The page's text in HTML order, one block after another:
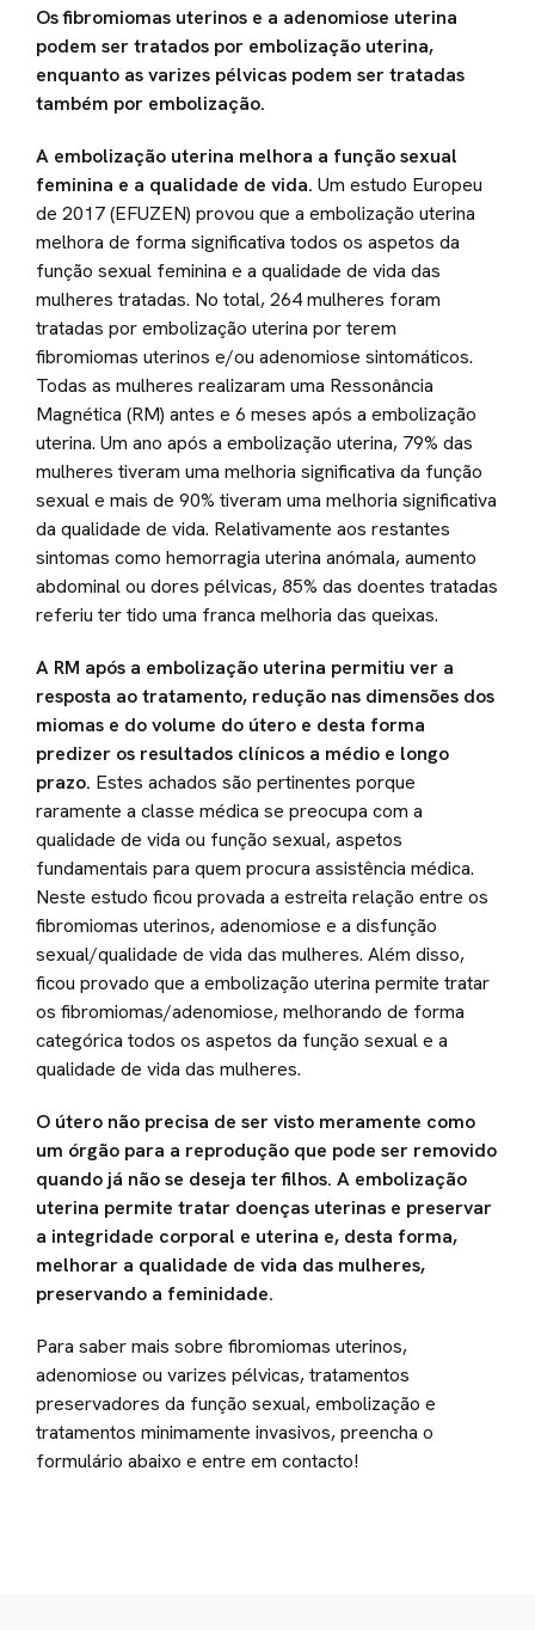
Os fibromiomas uterinos e a adenomiose uterina
podem ser tratados por embolização uterina,
enquanto as varizes pélvicas podem ser tratadas
também por embolização.
A embolização uterina melhora a função sexual
feminina e a qualidade de vida. Um estudo Europeu
de 2017 (EFUZEN) provou que a embolização uterina
melhora de forma significativa todos os aspetos da
função sexual feminina e a qualidade de vida das
mulheres tratadas. No total, 264 mulheres foram
tratadas por embolização uterina por terem
fibromiomas uterinos e/ou adenomiose sintomáticos.
Todas as mulheres realizaram uma Ressonância
Magnética (RM) antes e 6 meses após a embolização
uterina. Um ano após a embolização uterina, 79% das
mulheres tiveram uma melhoria significativa da função
sexual e mais de 90% tiveram uma melhoria significativa
da qualidade de vida. Relativamente aos restantes
sintomas como hemorragia uterina anómala, aumento
abdominal ou dores pélvicas, 85% das doentes tratadas
referiu ter tido uma franca melhoria das queixas.
A RM após a embolização uterina permitiu ver a
resposta ao tratamento, redução nas dimensões dos
miomas e do volume do útero e desta forma
predizer os resultados clínicos a médio e longo
prazo. Estes achados são pertinentes porque
raramente a classe médica se preocupa com a
qualidade de vida ou função sexual, aspetos
fundamentais para quem procura assistência médica.
Neste estudo ficou provada a estreita relação entre os
fibromiomas uterinos, adenomiose e a disfunção
sexual/qualidade de vida das mulheres. Além disso,
ficou provado que a embolização uterina permite tratar
os fibromiomas/adenomiose, melhorando de forma
categórica todos os aspetos da função sexual e a
qualidade de vida das mulheres.
O útero não precisa de ser visto meramente como
um órgão para a reprodução que pode ser removido
quando já não se deseja ter filhos. A embolização
uterina permite tratar doenças uterinas e preservar
a integridade corporal e uterina e, desta forma,
melhorar a qualidade de vida das mulheres,
preservando a feminidade.
Para saber mais sobre fibromiomas uterinos,
adenomiose ou varizes pélvicas, tratamentos
preservadores da função sexual, embolização e
tratamentos minimamente invasivos, preencha o
formulário abaixo e entre em contacto!